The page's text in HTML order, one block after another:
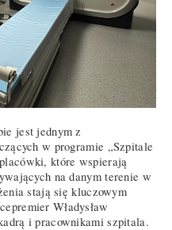
jest jednym z
w programie „Szpitale
które wspierają
na danym terenie w
stają się kluczowym
Władysław
i pracownikami szpitala.